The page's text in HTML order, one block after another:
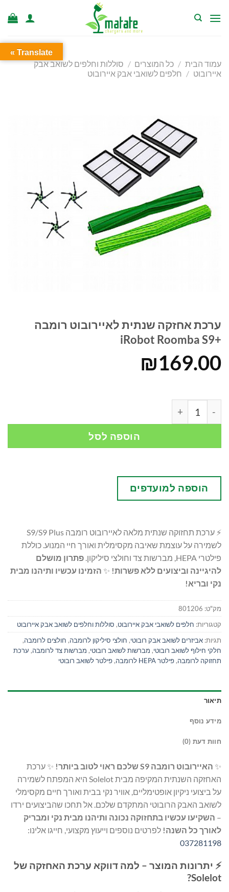
עמוד הבית / כל המוצרים / סוללות וחלפים לשואב אבק
איירובוט / חלפים לשואבי אבק איירובוט
ערכת אחזקה שנתית לאיירובוט רומבה
+iRobot Roomba S9
₪169.00
הוספה לסל
הוספה למועדפים
⚡ ערכת תחזוקה שנתית מלאה לאיירובוט רומבה S9/S9 Plus
לשמירה על עוצמת שאיבה מקסימלית ואורך חיי המנוע. כוללת
פילטרי HEPA, מברשות צד וחולצי סיליקון.
פתרון מושלם
להיגיינה וביצועים ללא פשרות! ✨ הזמינו עכשיו ותיהנו מבית
נקי ובריא!
מק"ט: 801206
קטגוריות: חלפים לשואבי אבק איירובוט, סוללות וחלפים לשואב אבק איירובוט
תגיות: אביזרים לשואב אבק רובוטי, חולצי סיליקון לרומבה, חולצים לרומבה,
חלקי חילוף לשואב רובוטי, מברשות לשואב רובוטי, מברשות צד לרומבה, ערכת
תחזוקה לרומבה,פילטר HEPA לרומבה ,פילטר לשואב רובוטי
תיאור
מידע נוסף
חוות דעת (0)
✨ האיירובוט רומבה S9 שלכם ראוי לטוב ביותר!
✨ ערכת
האחזקה השנתית המקיפה מבית Solelot היא המפתח לשמירה
על ביצועי ניקיון אופטימליים, אוויר נקי בבית ואורך חיים מקסימלי
לשואב האבק הרובוטי המתקדם שלכם. אל תחכו שהביצועים ירדו
– השקיעו עכשיו בתחזוקה נכונה ותיהנו מבית נקי ומבריק
לאורך כל השנה! לפרטים נוספים וייעוץ מקצועי, חייגו אלינו:
037281198
⚡ יתרונות המוצר – למה דווקא ערכת האחזקה של
Solelot?
Translate »